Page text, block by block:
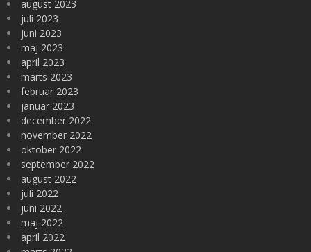
august 2023
juli 2023
juni 2023
maj 2023
april 2023
marts 2023
februar 2023
januar 2023
december 2022
november 2022
oktober 2022
september 2022
august 2022
juli 2022
juni 2022
maj 2022
april 2022